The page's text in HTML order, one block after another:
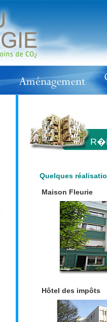
Quelques
Maison Fleurie
Hôtel des impôts